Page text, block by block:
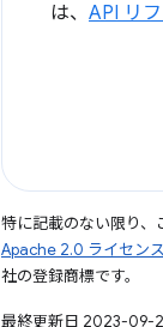
は、 API リ
特に記載のない限り、
Apache 2.0 ライセンス
社の登録商標です。
最終更新日 2023-09-